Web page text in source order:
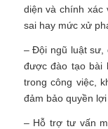
diện và chính xác
sai hay mức xử
– Đội ngũ luật sư,
được đào tạo bài
trong công việc,
đảm bảo quyền
– Hỗ trợ tư vấn